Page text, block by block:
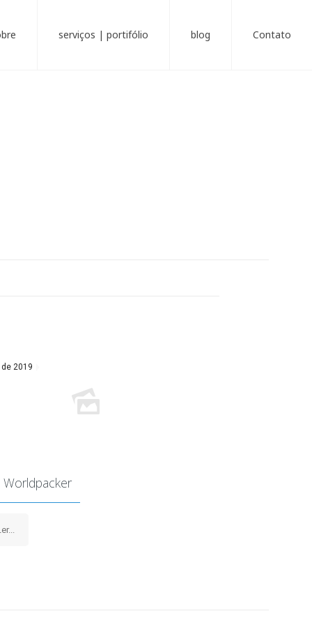
serviços | portifólio blog Contato
2019
Worldpacker